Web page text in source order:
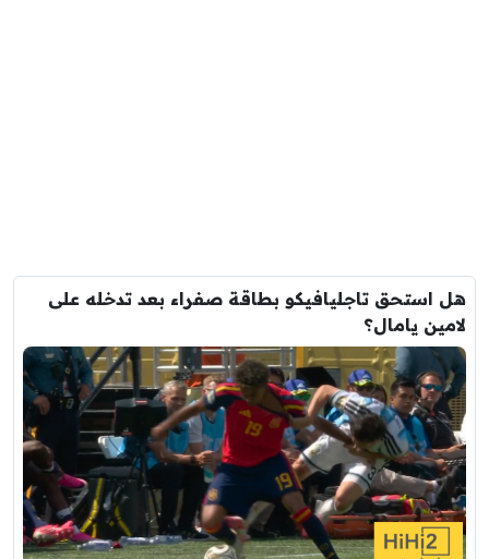
هل استحق تاجليافيكو بطاقة صفراء بعد تدخله على
لامين يامال؟